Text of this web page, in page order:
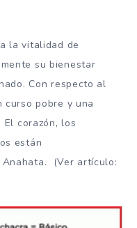
la vitalidad de
su bienestar
Con respecto al
curso pobre y una
corazón, los
están
(Ver artículo: